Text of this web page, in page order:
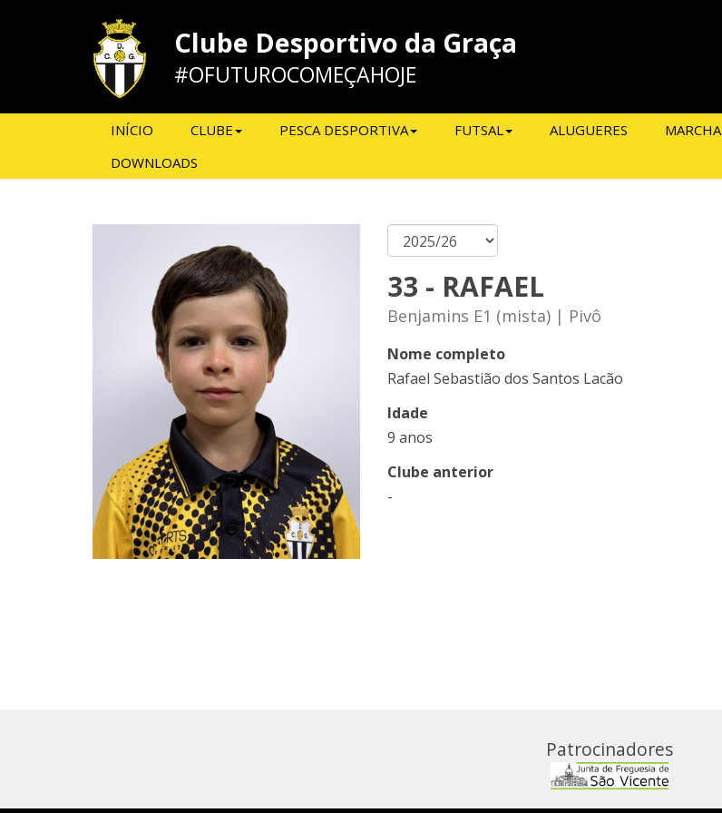
Clube Desportivo da Graça
#OFUTUROCOMEÇAHOJE
INÍCIO CLUBE PESCA DESPORTIVA FUTSAL ALUGUERES
DOWNLOADS
33 - RAFAEL
Benjamins E1 (mista) | Pivô
Nome completo
Rafael Sebastião dos Santos Lacão
Idade
9 anos
Clube anterior
-
Patrocinadores